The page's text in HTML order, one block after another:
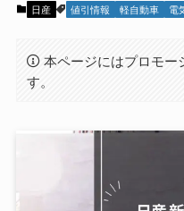
日産 値引情報 軽自動車 電
本ページにはプロモー
す。